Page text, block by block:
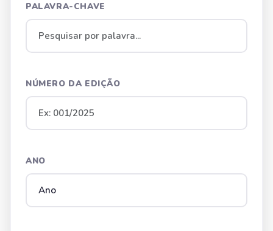
PALAVRA-CHAVE
NÚMERO DA EDIÇÃO
ANO